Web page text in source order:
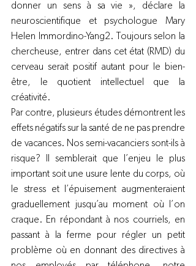
donner un sens à sa vie », déclare la
neuroscientifique et psychologue Mary
Helen Immordino-Yang2. Toujours selon la
chercheuse, entrer dans cet état (RMD) du
cerveau serait positif autant pour le bien-
être, le quotient intellectuel que la
créativité.
Par contre, plusieurs études démontrent les
effets négatifs sur la santé de ne pas prendre
de vacances. Nos semi-vacanciers sont-ils à
risque? Il semblerait que l’enjeu le plus
important soit une usure lente du corps, où
le stress et l’épuisement augmenteraient
graduellement jusqu’au moment où l’on
craque. En répondant à nos courriels, en
passant à la ferme pour régler un petit
problème où en donnant des directives à